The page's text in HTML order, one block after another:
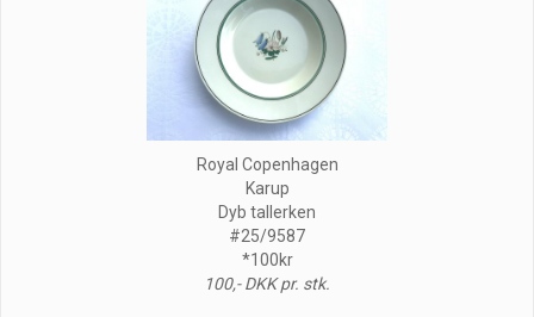
Royal Copenhagen
Karup
Dyb tallerken
#25/9587
*100kr
100,- DKK pr. stk.